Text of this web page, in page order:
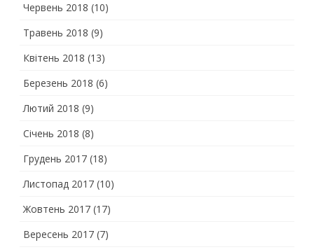
Червень 2018 (10)
Травень 2018 (9)
Квітень 2018 (13)
Березень 2018 (6)
Лютий 2018 (9)
Січень 2018 (8)
Грудень 2017 (18)
Листопад 2017 (10)
Жовтень 2017 (17)
Вересень 2017 (7)